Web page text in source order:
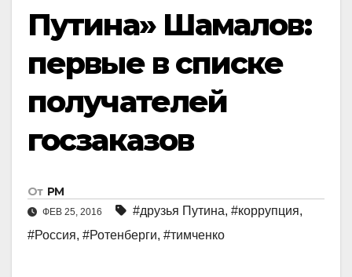
Путина» Шамалов:
первые в списке
получателей
госзаказов
От РМ
ФЕВ 25, 2016 #друзья Путина, #коррупция,
#Россия, #Ротенберги, #тимченко